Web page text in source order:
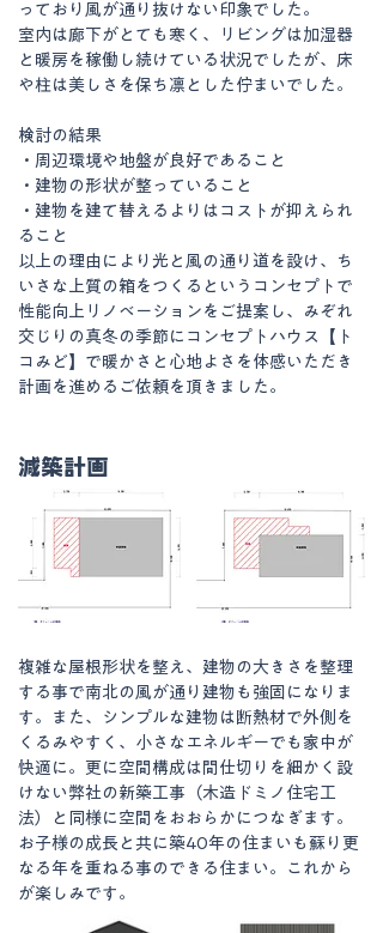
っており風が通り抜けない印象でした。
室内は廊下がとても寒く、リビングは加湿器
と暖房を稼働し続けている状況でしたが、床
や柱は美しさを保ち凛とした佇まいでした。
検討の結果
・周辺環境や地盤が良好であること
・建物の形状が整っていること
・建物を建て替えるよりはコストが抑えられ
ること
以上の理由により光と風の通り道を設け、ち
いさな上質の箱をつくるというコンセプトで
性能向上リノベーションをご提案し、みぞれ
交じりの真冬の季節にコンセプトハウス【ト
コみど】で暖かさと心地よさを体感いただき
計画を進めるご依頼を頂きました。
減築計画
複雑な屋根形状を整え、建物の大きさを整理
する事で南北の風が通り建物も強固になりま
す。また、シンプルな建物は断熱材で外側を
くるみやすく、小さなエネルギーでも家中が
快適に。更に空間構成は間仕切りを細かく設
けない弊社の新築工事（木造ドミノ住宅工
法）と同様に空間をおおらかにつなぎます。
お子様の成長と共に築40年の住まいも蘇り更
なる年を重ねる事のできる住まい。これから
が楽しみです。